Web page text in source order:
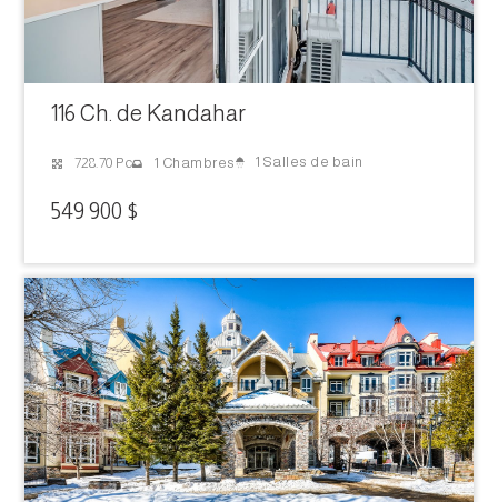
116 Ch. de Kandahar
728.70 Pc 1 Chambres 1 Salles de bain
549 900 $